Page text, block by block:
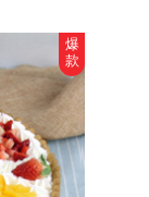
爆
款